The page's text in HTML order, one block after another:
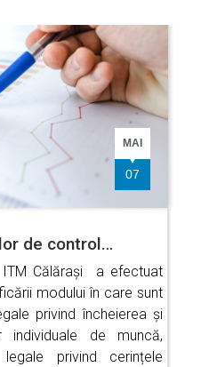
MAI
07
de control…
ITM Călărași a efectuat
modului în care sunt
privind încheierea și
individuale de muncă,
privind cerințele